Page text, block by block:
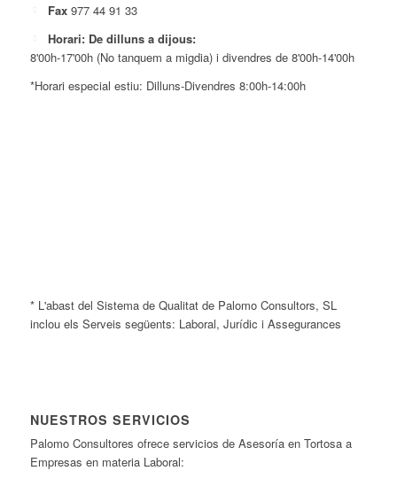
Fax 977 44 91 33
Horari: De dilluns a dijous:
8'00h-17'00h (No tanquem a migdia) i divendres de 8'00h-14'00h
*Horari especial estiu: Dilluns-Divendres 8:00h-14:00h
* L'abast del Sistema de Qualitat de Palomo Consultors, SL
inclou els Serveis següents: Laboral, Jurídic i Assegurances
NUESTROS SERVICIOS
Palomo Consultores ofrece servicios de Asesoría en Tortosa a
Empresas en materia Laboral: